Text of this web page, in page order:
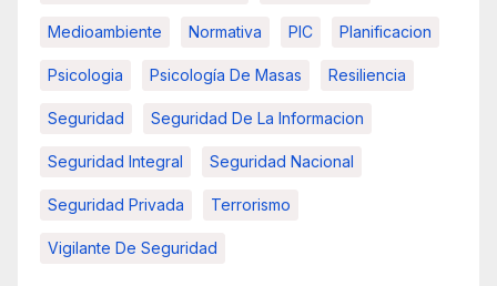
Medioambiente Normativa PIC Planificacion
Psicologia Psicología De Masas Resiliencia
Seguridad Seguridad De La Informacion
Seguridad Integral Seguridad Nacional
Seguridad Privada Terrorismo
Vigilante De Seguridad